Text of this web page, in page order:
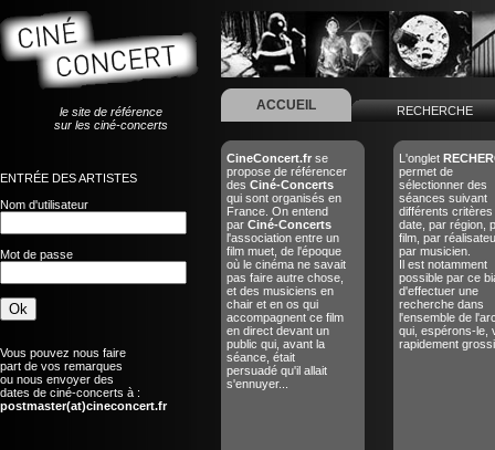
le site de référence
sur les ciné-concerts
ENTRÉE DES ARTISTES
Nom d'utilisateur
Mot de passe
Vous pouvez nous faire
part de vos remarques
ou nous envoyer des
dates de ciné-concerts à :
postmaster(at)cineconcert.fr
ACCUEIL RECHERCHE
CineConcert.fr se
propose de référencer
des Ciné-Concerts
qui sont organisés en
France. On entend
par Ciné-Concerts
l'association entre un
film muet, de l'époque
où le cinéma ne savait
pas faire autre chose,
et des musiciens en
chair et en os qui
accompagnent ce film
en direct devant un
public qui, avant la
séance, était
persuadé qu'il allait
s'ennuyer...
L'onglet
permet de
sélectionner des
séances suivant
différents critères
date, par région,
film, par
par musicien.
Il est notamment
possible par ce
d'effectuer une
recherche dans
l'ensemble de
qui, espérons-le,
rapidement